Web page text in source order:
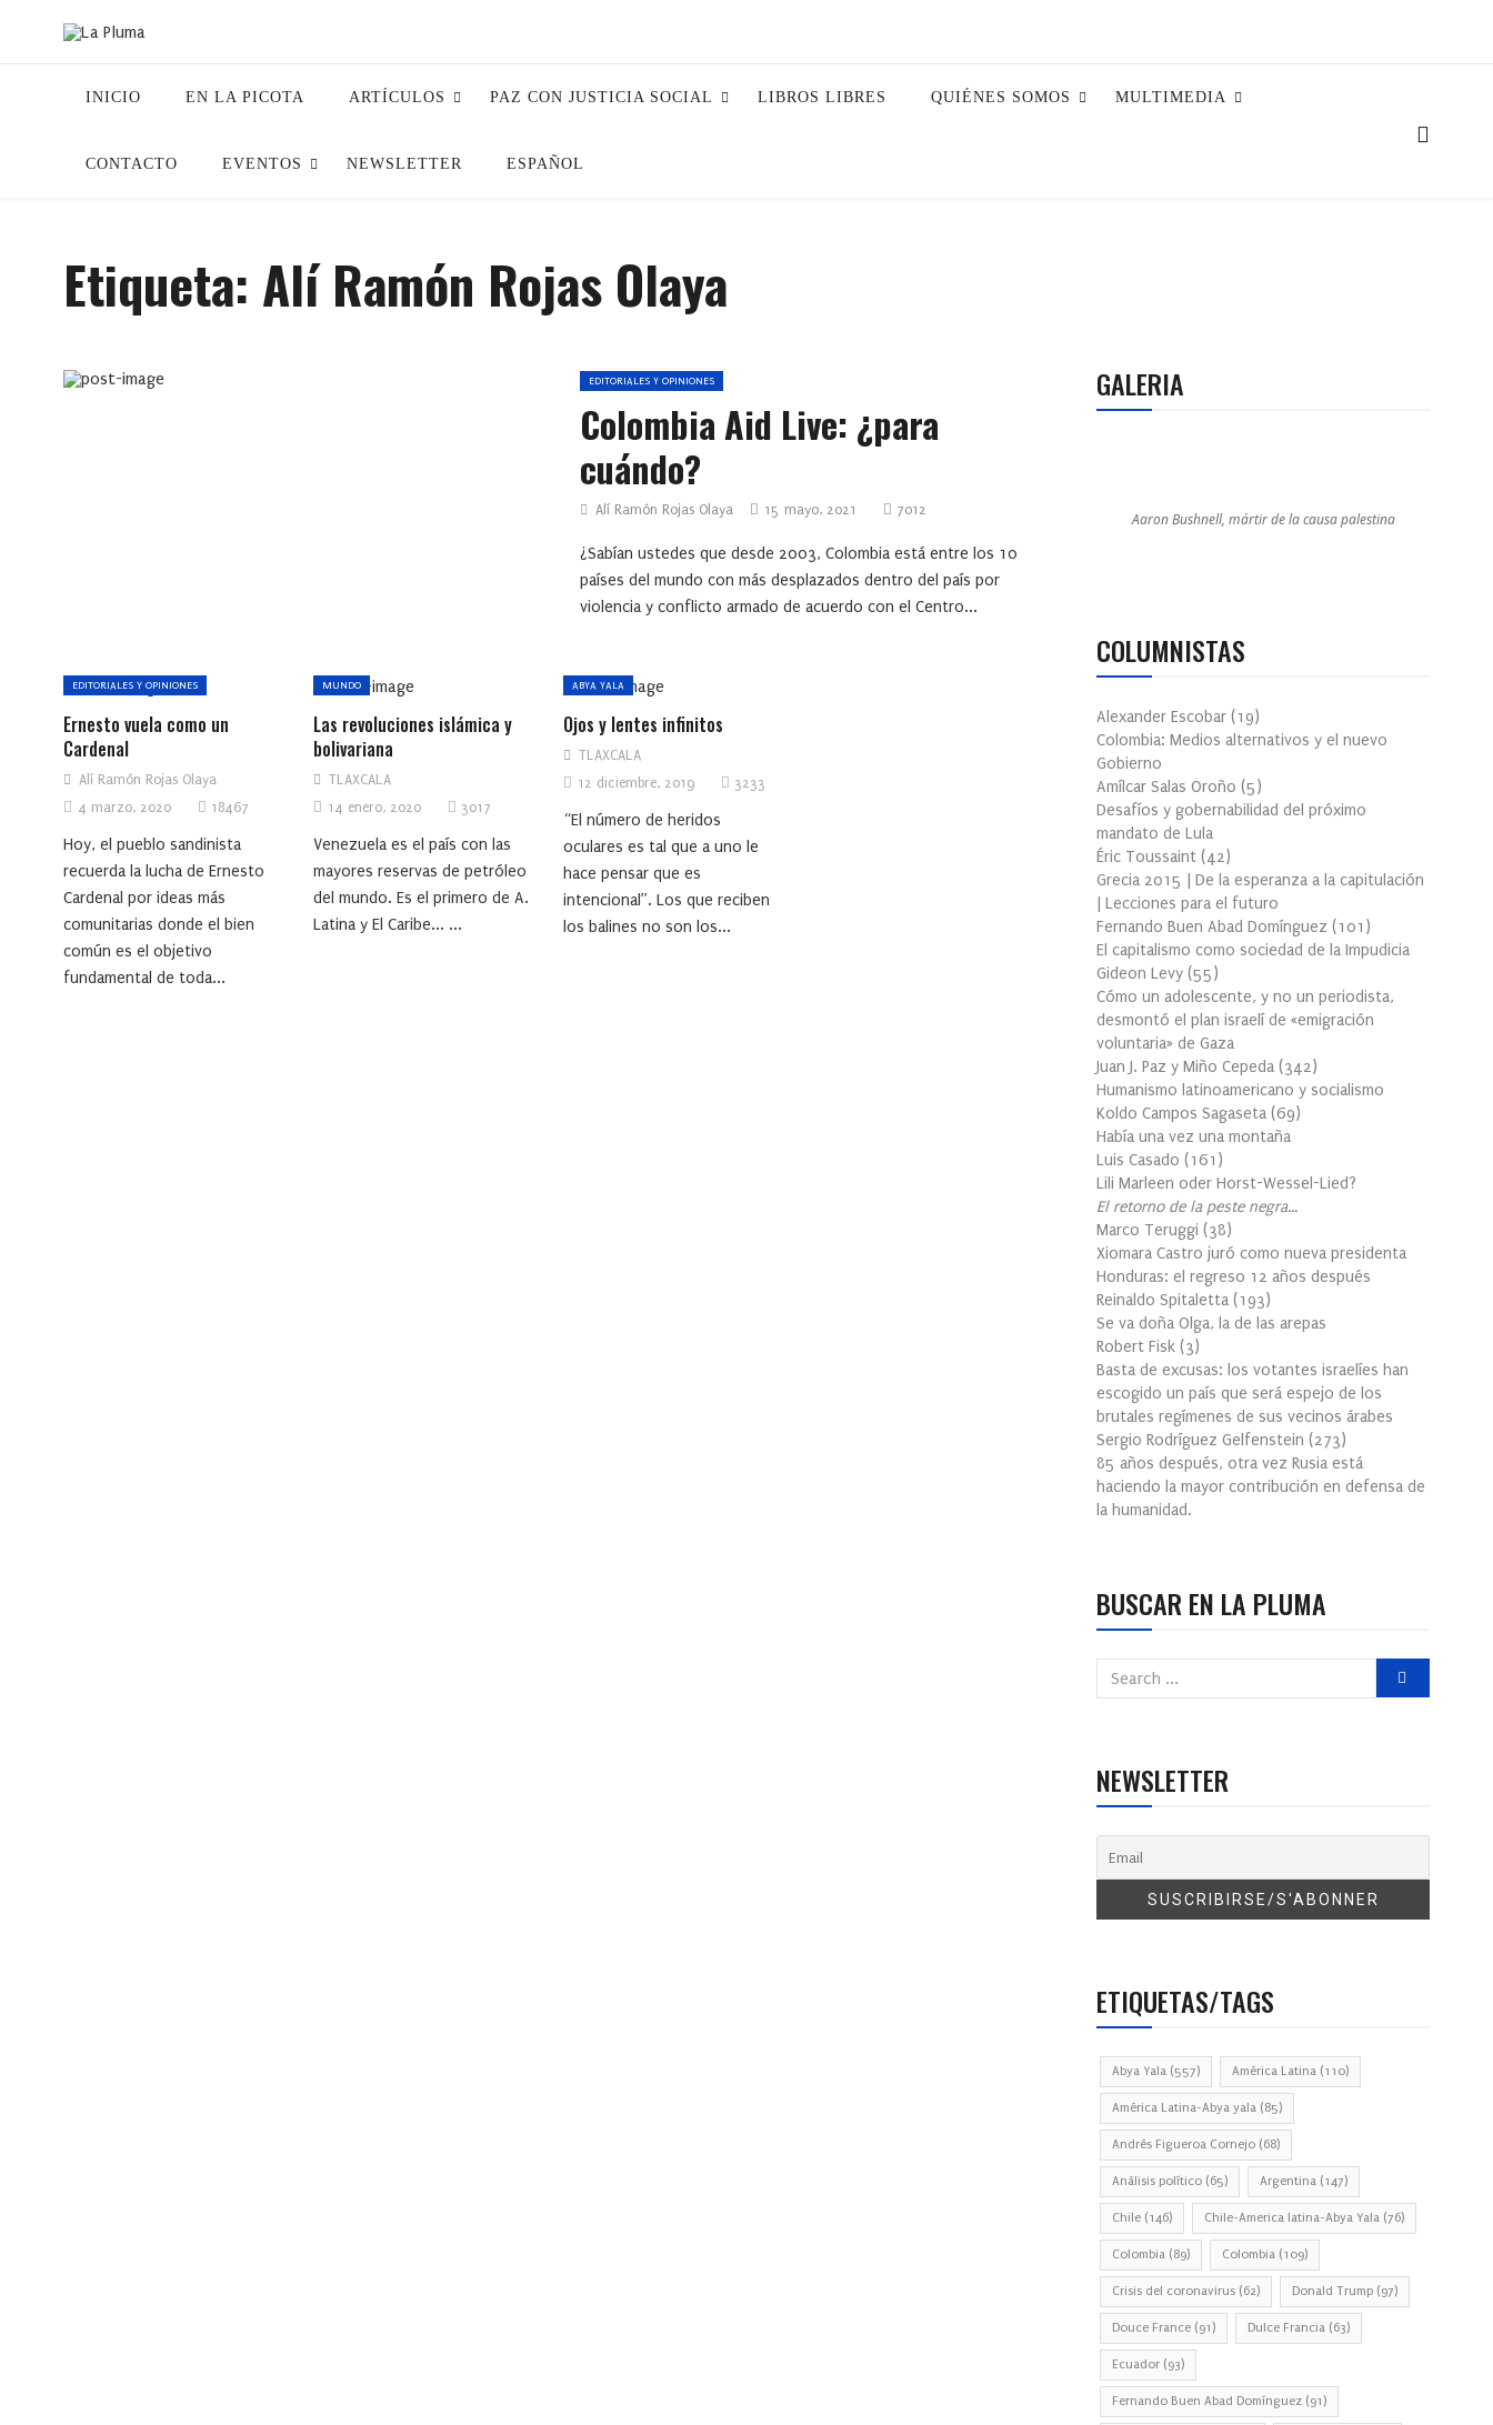
INICIO EN LA PICOTA ARTÍCULOS PAZ CON JUSTICIA SOCIAL LIBROS LIBRES QUIÉNES SOMOS MULTIMEDIA
CONTACTO EVENTOS NEWSLETTER ESPAÑOL
Etiqueta: Alí Ramón Rojas Olaya
EDITORIALES Y OPINIONES
Colombia Aid Live: ¿para
cuándo?
Alí Ramón Rojas Olaya 15 mayo, 2021 7012
¿Sabían ustedes que desde 2003, Colombia está entre los 10
países del mundo con más desplazados dentro del país por
violencia y conflicto armado de acuerdo con el Centro...
EDITORIALES Y OPINIONES
Ernesto vuela como un
Cardenal
Alí Ramón Rojas Olaya
4 marzo, 2020
18467
Hoy, el pueblo sandinista
recuerda la lucha de Ernesto
Cardenal por ideas más
comunitarias donde el bien
común es el objetivo
fundamental de toda...
MUNDO
Las revoluciones islámica y
bolivariana
TLAXCALA
14 enero, 2020
3017
Venezuela es el país con las
mayores reservas de petróleo
del mundo. Es el primero de A.
Latina y El Caribe... ...
ABYA YALA
Ojos y lentes infinitos
TLAXCALA
12 diciembre, 2019
3233
“El número de heridos
oculares es tal que a uno le
hace pensar que es
intencional”. Los que reciben
los balines no son los...
GALERIA
Aaron Bushnell, mártir de la causa palestina
COLUMNISTAS
Alexander Escobar (19)
Colombia: Medios alternativos y el nuevo
Gobierno
Amílcar Salas Oroño (5)
Desafíos y gobernabilidad del próximo
mandato de Lula
Éric Toussaint (42)
Grecia 2015 | De la esperanza a la capitulación
| Lecciones para el futuro
Fernando Buen Abad Domínguez (101 )
El capitalismo como sociedad de la Impudicia
Gideon Levy (55)
Cómo un adolescente, y no un periodista,
desmontó el plan israelí de «emigración
voluntaria» de Gaza
Juan J. Paz y Miño Cepeda (342)
Humanismo latinoamericano y socialismo
Koldo Campos Sagaseta (69)
Había una vez una montaña
Luis Casado (161 )
Lili Marleen oder Horst-Wessel-Lied?
El retorno de la peste negra…
Marco Teruggi (38)
Xiomara Castro juró como nueva presidenta
Honduras: el regreso 12 años después
Reinaldo Spitaletta (193)
Se va doña Olga, la de las arepas
Robert Fisk (3)
Basta de excusas: los votantes israelíes han
escogido un país que será espejo de los
brutales regímenes de sus vecinos árabes
Sergio Rodríguez Gelfenstein (273)
85 años después, otra vez Rusia está
haciendo la mayor contribución en defensa de
la humanidad.
BUSCAR EN LA PLUMA
NEWSLETTER
ETIQUETAS/TAGS
Abya Yala (557) América Latina (110)
América Latina-Abya yala (85)
Andrés Figueroa Cornejo (68)
Análisis político (65) Argentina (147)
Chile (146) Chile-America latina-Abya Yala (76)
Colombia (89) Colombia (109)
Crisis del coronavirus (62) Donald Trump (97)
Douce France (91) Dulce Francia (63)
Ecuador (93)
Fernando Buen Abad Domínguez (91)